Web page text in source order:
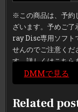
※この商品は、予約
ざいます。予めご
ray Disc専用ソフト
せんのでご注意くだ
す。詳しくはこちら
DMMで見る
Related